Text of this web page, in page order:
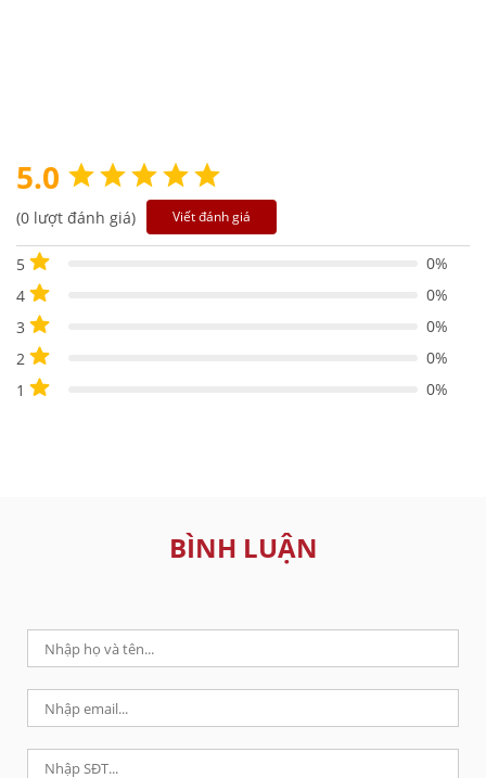
5.0
(0 lượt đánh giá) Viết đánh giá
5
0%
4
0%
3
0%
2
0%
1
0%
BÌNH LUẬN